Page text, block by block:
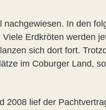
In den
Erdkröten werden
sich dort fort.
im Coburger Land,
2008 lief der